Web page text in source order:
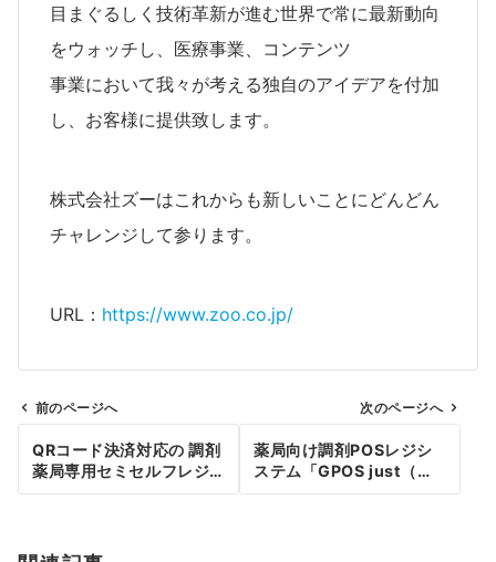
目まぐるしく技術革新が進む世界で常に最新動向
をウォッチし、医療事業、コンテンツ
事業において我々が考える独自のアイデアを付加
し、お客様に提供致します。
株式会社ズーはこれからも新しいことにどんどん
チャレンジして参ります。
URL： https://www.zoo.co.jp/
投
稿
前のページへ
QRコード決済対応の 調剤
薬局専用セミセルフレジ
が誕生
次のページへ
薬局向け調剤POSレジシ
ステム「GPOS just（ジ
ーポスジャスト）」施設